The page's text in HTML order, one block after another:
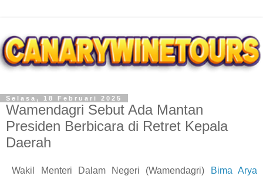
Selasa, 18 Februari 2025
Wamendagri Sebut Ada Mantan
Presiden Berbicara di Retret Kepala
Daerah
Wakil Menteri Dalam Negeri (Wamendagri)
Bima Arya